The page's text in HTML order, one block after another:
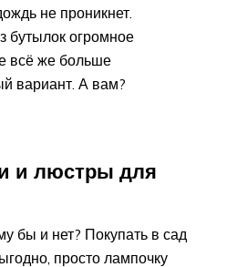
не проникнет.
бутылок огромное
всё же больше
вариант. А вам?
и люстры для
бы и нет? Покупать в сад
просто лампочку